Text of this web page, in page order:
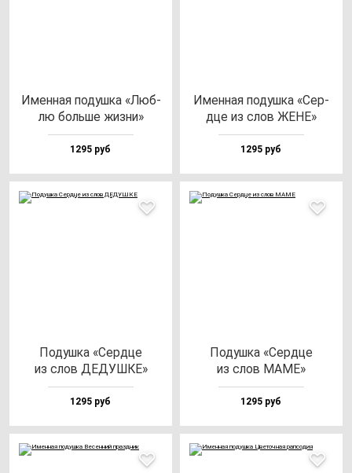
Имен­ная по­душ­ка «Люб­
лю боль­ше жиз­ни»
1295 руб
Имен­ная по­душ­ка «Сер­
дце из слов ЖЕНЕ»
1295 руб
Подуш­ка «Сер­дце
из слов ДЕДУШКЕ»
1295 руб
Подуш­ка «Сер­дце
из слов МАМЕ»
1295 руб